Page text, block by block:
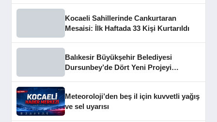
Kocaeli Sahillerinde Cankurtaran
Mesaisi: İlk Haftada 33 Kişi Kurtarıldı
Balıkesir Büyükşehir Belediyesi
Dursunbey’de Dört Yeni Projeyi
Meteoroloji’den beş il için kuvvetli yağış
ve sel uyarısı